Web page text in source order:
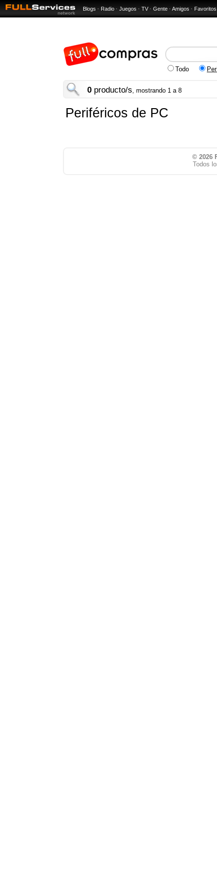
Blogs · Radio · Juegos · TV · Gente · Amigos · Favoritos
Todo
0 producto/s, mostrando 1 a 8
Periféricos de PC
© 2026
Todos